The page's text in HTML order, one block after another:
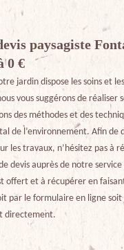
paysagiste
0 €
jardin dispose les soins et
vous suggérons de réaliser
des méthodes et des
de l’environnement. Afin de
les travaux, n’hésitez pas à
devis auprès de notre
offert et à récupérer en
par le formulaire en ligne soit
directement.